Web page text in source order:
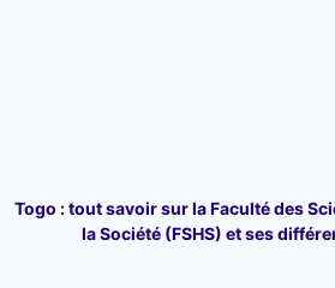
Togo : tout savoir sur la Faculté des
la Société (FSHS) et ses